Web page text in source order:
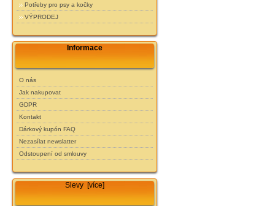
Potřeby pro psy a kočky
VÝPRODEJ
Informace
O nás
Jak nakupovat
GDPR
Kontakt
Dárkový kupón FAQ
Nezasílat newslatter
Odstoupení od smlouvy
Slevy [více]